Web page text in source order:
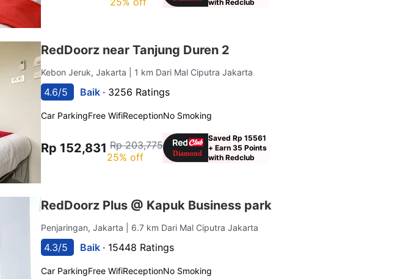
with Redclub
RedDoorz near Tanjung Duren 2
Kebon Jeruk, Jakarta | 1 km Dari Mal Ciputra Jakarta
4.6/5 Baik · 3256 Ratings
Car ParkingFree WifiReceptionNo Smoking
Rp 152,831 Rp 203,775
25% off
Saved Rp 15561
+ Earn 35 Points
with Redclub
RedDoorz Plus @ Kapuk Business park
Penjaringan, Jakarta | 6.7 km Dari Mal Ciputra Jakarta
4.3/5 Baik · 15448 Ratings
Car ParkingFree WifiReceptionNo Smoking